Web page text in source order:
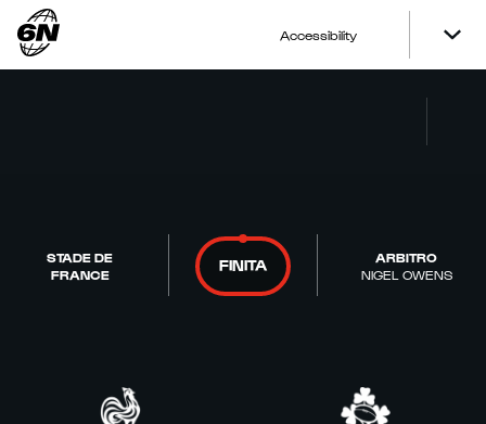
Accessibility
STADE DE
FRANCE
FINITA
ARBITRO
NIGEL OWENS